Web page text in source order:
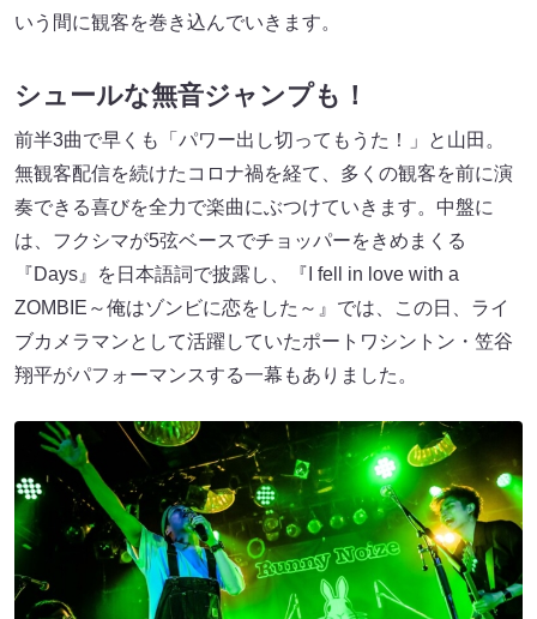
いう間に観客を巻き込んでいきます。
シュールな無音ジャンプも！
前半3曲で早くも「パワー出し切ってもうた！」と山田。
無観客配信を続けたコロナ禍を経て、多くの観客を前に演
奏できる喜びを全力で楽曲にぶつけていきます。中盤に
は、フクシマが5弦ベースでチョッパーをきめまくる
『Days』を日本語詞で披露し、『I fell in love with a
ZOMBIE～俺はゾンビに恋をした～』では、この日、ライ
ブカメラマンとして活躍していたポートワシントン・笠谷
翔平がパフォーマンスする一幕もありました。